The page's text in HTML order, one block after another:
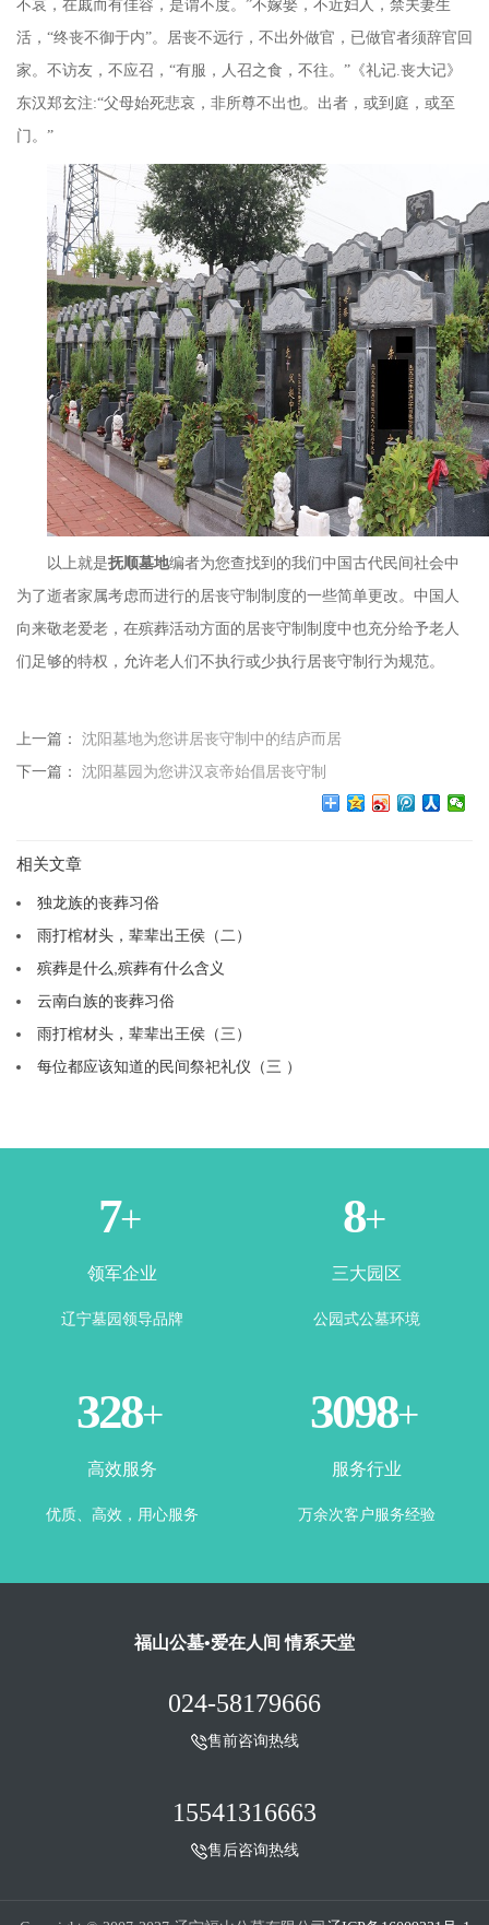
不哀，在戚而有佳容，是谓不度。”不嫁娶，不近妇人，禁夫妻生
活，“终丧不御于内”。居丧不远行，不出外做官，已做官者须辞官回
家。不访友，不应召，“有服，人召之食，不往。”《礼记.丧大记》
东汉郑玄注:“父母始死悲哀，非所尊不出也。出者，或到庭，或至
门。”
以上就是抚顺墓地编者为您查找到的我们中国古代民间社会中
为了逝者家属考虑而进行的居丧守制制度的一些简单更改。中国人
向来敬老爱老，在殡葬活动方面的居丧守制制度中也充分给予老人
们足够的特权，允许老人们不执行或少执行居丧守制行为规范。
上一篇： 沈阳墓地为您讲居丧守制中的结庐而居
下一篇： 沈阳墓园为您讲汉哀帝始倡居丧守制
相关文章
独龙族的丧葬习俗
雨打棺材头，辈辈出王侯（二）
殡葬是什么,殡葬有什么含义
云南白族的丧葬习俗
雨打棺材头，辈辈出王侯（三）
每位都应该知道的民间祭祀礼仪（三 ）
1+
领军企业
辽宁墓园领导品牌
3+
三大园区
公园式公墓环境
365+
高效服务
优质、高效，用心服务
3500+
服务行业
万余次客户服务经验
福山公墓•爱在人间 情系天堂
024-58179666
售前咨询热线
15541316663
售后咨询热线